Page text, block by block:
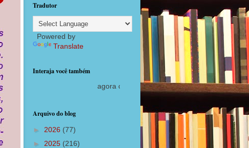
Tradutor
Powered by
Translate
Interaja você também
agora com postagens diárias
Arquivo do blog
► 2026 (77)
► 2025 (216)